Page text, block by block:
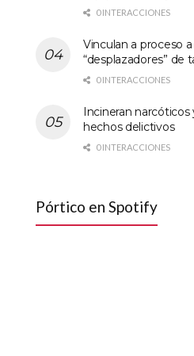
0 INTERACCIONES
Vinculan a proceso
“desplazadores” de
0 INTERACCIONES
Incineran
hechos delictivos
0 INTERACCIONES
Pórtico en Spotify